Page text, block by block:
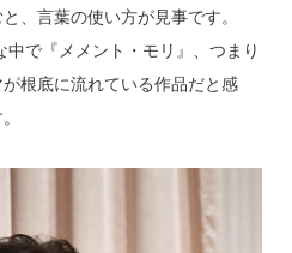
、言葉の使い方が見事です。
で『メメント・モリ』、つまり
が根底に流れている作品だと感